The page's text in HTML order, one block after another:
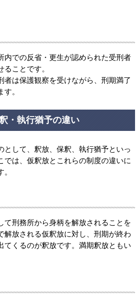
内での反省・更生が認められた受刑者
ことです。
者は保護観察を受けながら、刑期満了
。
・執行猶予の違い
として、釈放、保釈、執行猶予といっ
では、仮釈放とこれらの制度の違いに
て刑務所から身柄を解放されることを
解放される仮釈放に対し、刑期が終わ
てくるのが釈放です。満期釈放ともい